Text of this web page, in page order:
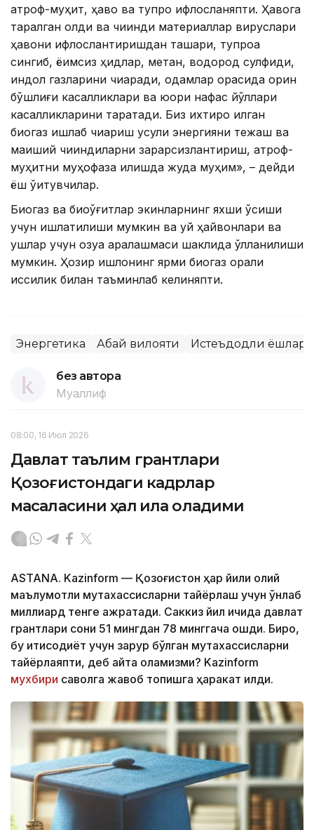
атроф-муҳит, ҳаво ва тупроқ ифлосланяпти. Ҳавога
тарқалган қолдиқ ва чиқинди материаллар вируслари
ҳавони ифлослантиришдан ташқари, тупроққа
сингиб, ёқимсиз ҳидлар, метан, водород сулфиди,
индол газларини чиқаради, одамлар орасида қорин
бўшлиғи касалликлари ва юқори нафас йўллари
касалликларини тарқатади. Биз ихтиро қилган
биогаз ишлаб чиқариш усули энергияни тежаш ва
маиший чиқиндиларни зарарсизлантириш, атроф-
муҳитни муҳофаза қилишда жуда муҳим», – дейди
ёш ўқитувчилар.
Биогаз ва биоўғитлар экинларнинг яхши ўсиши
учун ишлатилиши мумкин ва уй ҳайвонлари ва
қушлар учун озуқа аралашмаси шаклида қўлланилиши
мумкин. Ҳозир қишлоқнинг ярми биогаз орқали
иссиқлик билан таъминлаб келиняпти.
Энергетика Абай вилояти Истеъдодли ёшлар
без автора
Муаллиф
08:00, 16 Июл 2026
Давлат таълим грантлари
Қозоғистондаги кадрлар
масаласини ҳал қила оладими
ASTANA. Kazinform — Қозоғистон ҳар йили олий
маълумотли мутахассисларни тайёрлаш учун ўнлаб
миллиард тенге ажратади. Саккиз йил ичида давлат
грантлари сони 51 мингдан 78 минггача ошди. Бироқ,
бу иқтисодиёт учун зарур бўлган мутахассисларни
тайёрлаяпти, деб айта оламизми? Kazinform
мухбири саволга жавоб топишга ҳаракат қилди.